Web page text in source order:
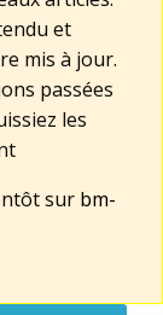
et
mis à jour.
passées
les
sur bm-